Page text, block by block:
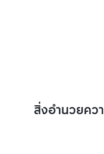
สิ่งอำนวยคว